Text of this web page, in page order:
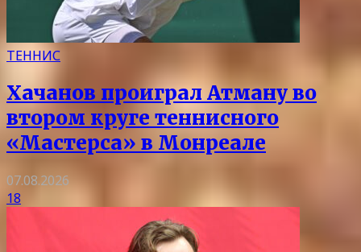
ТЕННИС
Хачанов проиграл Атману во
втором круге теннисного
«Мастерса» в Монреале
07.08.2026
18